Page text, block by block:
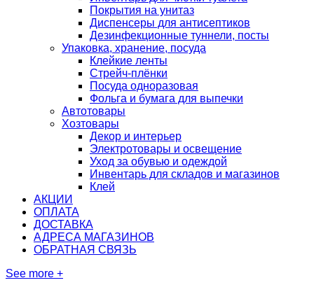
Покрытия на унитаз
Диспенсеры для антисептиков
Дезинфекционные туннели, посты
Упаковка, хранение, посуда
Клейкие ленты
Стрейч-плёнки
Посуда одноразовая
Фольга и бумага для выпечки
Автотовары
Хозтовары
Декор и интерьер
Электротовары и освещение
Уход за обувью и одеждой
Инвентарь для складов и магазинов
Клей
АКЦИИ
ОПЛАТА
ДОСТАВКА
АДРЕСА МАГАЗИНОВ
ОБРАТНАЯ СВЯЗЬ
See more +